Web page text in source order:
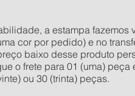
a estampa fazemos
cor por pedido) e no
baixo desse produto
o frete para 01 (uma) peça
ou 30 (trinta) peças.